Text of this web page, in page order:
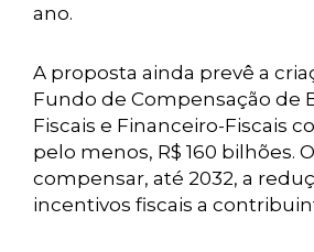
ano.
A proposta ainda prevê a
Fundo de Compensação de
Fiscais e Financeiro-Fiscais
pelo menos, R$ 160 bilhões.
compensar, até 2032, a
incentivos fiscais a